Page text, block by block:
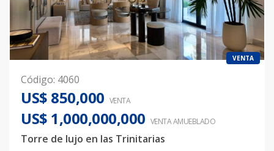
VENTA
Código: 4060
US$ 850,000 VENTA
US$ 1,000,000,000 VENTA AMUEBLADO
Torre de lujo en las Trinitarias